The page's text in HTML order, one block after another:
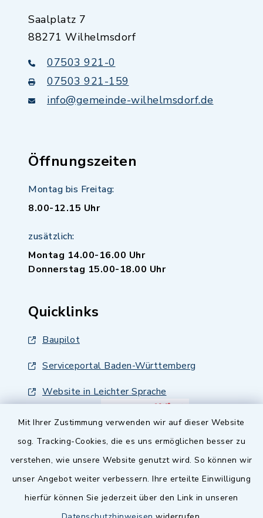
Mit Ihrer Zustimmung verwenden wir auf dieser Website
sog. Tracking-Cookies, die es uns ermöglichen besser zu
verstehen, wie unsere Website genutzt wird. So können wir
unser Angebot weiter verbessern. Ihre erteilte Einwilligung
hierfür können Sie jederzeit über den Link in unseren
Saalplatz 7
88271 Wilhelmsdorf
07503 921-0
07503 921-159
info@gemeinde-wilhelmsdorf.de
Öffnungszeiten
Montag bis Freitag:
8.00-12.15 Uhr
zusätzlich:
Montag 14.00-16.00 Uhr
Donnerstag 15.00-18.00 Uhr
Quicklinks
Baupilot
Serviceportal Baden-Württemberg
Website in Leichter Sprache